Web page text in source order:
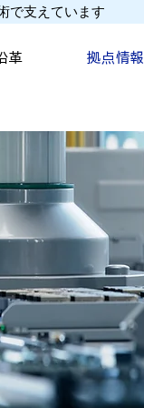
で支えています
革 拠点情報